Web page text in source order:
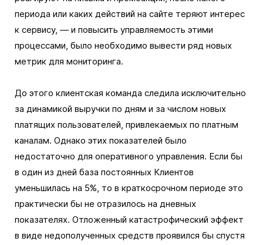
периода или каких действий на сайте теряют интерес
к сервису, — и повысить управляемость этими
процессами, было необходимо вывести ряд новых
метрик для мониторинга.
До этого клиентская команда следила исключительно
за динамикой выручки по дням и за числом новых
платящих пользователей, привлекаемых по платным
каналам. Однако этих показателей было
недостаточно для оперативного управления. Если бы
в один из дней база постоянных Клиентов
уменьшилась на 5%, то в краткосрочном периоде это
практически бы не отразилось на дневных
показателях. Отложенный катастрофический эффект
в виде недополученных средств проявился бы спустя